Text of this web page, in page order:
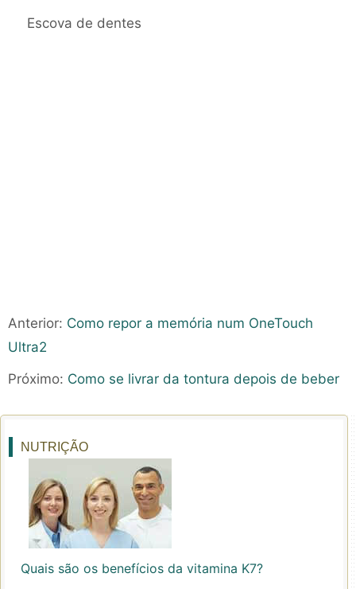
Escova de dentes
Anterior: Como repor a memória num OneTouch
Ultra2
Próximo: Como se livrar da tontura depois de beber
NUTRIÇÃO
Quais são os benefícios da vitamina K7?